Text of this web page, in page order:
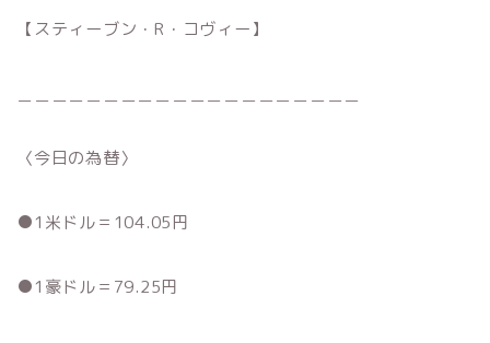
【スティーブン・R・コヴィー】
〈今日の為替〉
●1米ドル＝104.05円
●1豪ドル＝79.25円